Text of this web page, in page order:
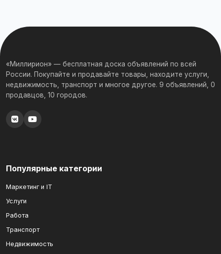
«Миллирион» — бесплатная доска объявлений по всей
России. Покупайте и продавайте товары, находите услуги,
недвижимость, транспорт и многое другое. 9 объявлений, 0
продавцов, 10 городов.
Популярные категории
Маркетинг и IT
Услуги
Работа
Транспорт
Недвижимость